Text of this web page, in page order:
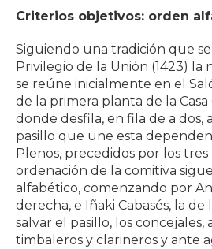
Criterios objetivos: orden
Siguiendo una tradición que
Privilegio de la Unión (1423) la
se reúne inicialmente en el
de la primera planta de la Casa
donde desfila, en fila de a dos,
pasillo que une esta
Plenos, precedidos por los tres
ordenación de la comitiva
alfabético, comenzando por
derecha, e Iñaki Cabasés, la de
salvar el pasillo, los concejales,
timbaleros y clarineros y ante